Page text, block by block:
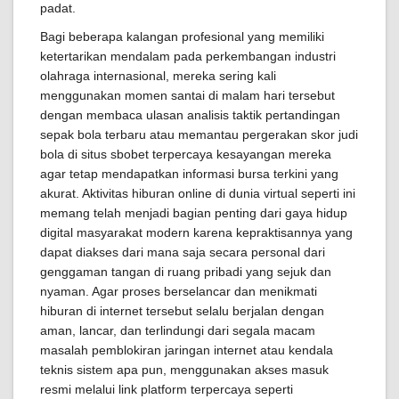
padat.
Bagi beberapa kalangan profesional yang memiliki
ketertarikan mendalam pada perkembangan industri
olahraga internasional, mereka sering kali
menggunakan momen santai di malam hari tersebut
dengan membaca ulasan analisis taktik pertandingan
sepak bola terbaru atau memantau pergerakan skor judi
bola di situs sbobet terpercaya kesayangan mereka
agar tetap mendapatkan informasi bursa terkini yang
akurat. Aktivitas hiburan online di dunia virtual seperti ini
memang telah menjadi bagian penting dari gaya hidup
digital masyarakat modern karena kepraktisannya yang
dapat diakses dari mana saja secara personal dari
genggaman tangan di ruang pribadi yang sejuk dan
nyaman. Agar proses berselancar dan menikmati
hiburan di internet tersebut selalu berjalan dengan
aman, lancar, dan terlindungi dari segala macam
masalah pemblokiran jaringan internet atau kendala
teknis sistem apa pun, menggunakan akses masuk
resmi melalui link platform terpercaya seperti